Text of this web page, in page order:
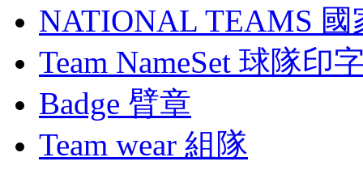
NATIONAL TEAMS 國
Team NameSet 球隊印
Badge 臂章
Team wear 組隊